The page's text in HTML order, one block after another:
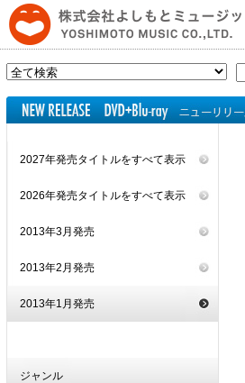
2027年発売タイトルをすべて表示
2026年発売タイトルをすべて表示
2013年3月発売
2013年2月発売
2013年1月発売
ジャンル